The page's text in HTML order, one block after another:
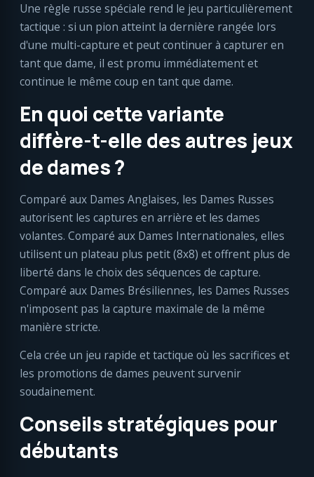
Une règle russe spéciale rend le jeu particulièrement
tactique : si un pion atteint la dernière rangée lors
d'une multi-capture et peut continuer à capturer en
tant que dame, il est promu immédiatement et
continue le même coup en tant que dame.
En quoi cette variante
diffère-t-elle des autres jeux
de dames ?
Comparé aux Dames Anglaises, les Dames Russes
autorisent les captures en arrière et les dames
volantes. Comparé aux Dames Internationales, elles
utilisent un plateau plus petit (8x8) et offrent plus de
liberté dans le choix des séquences de capture.
Comparé aux Dames Brésiliennes, les Dames Russes
n'imposent pas la capture maximale de la même
manière stricte.
Cela crée un jeu rapide et tactique où les sacrifices et
les promotions de dames peuvent survenir
soudainement.
Conseils stratégiques pour
débutants